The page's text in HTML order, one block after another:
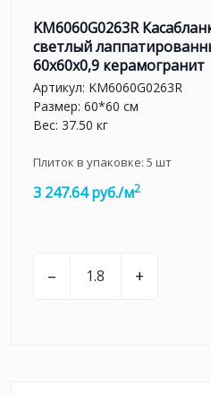
KM6060G0263R
светлый
60x60x0,9 керамогранит
Артикул: KM6060G0263R
Размер: 60*60 см
Вес: 37.50 кг
Плиток в упаковке: 5 шт
3 247.64 руб./м2
– +